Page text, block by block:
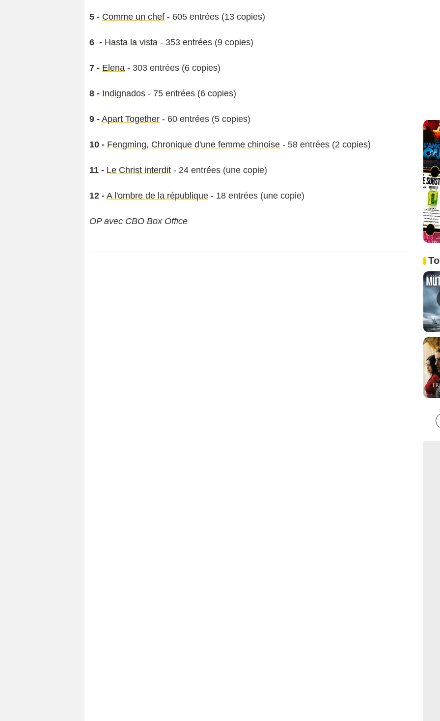
5 - Comme un chef - 605 entrées (13 copies)
6 - Hasta la vista - 353 entrées (9 copies)
7 - Elena - 303 entrées (6 copies)
8 - Indignados - 75 entrées (6 copies)
9 - Apart Together - 60 entrées (5 copies)
10 - Fengming, Chronique d'une femme chinoise - 58 entrées (2 copies)
11 - Le Christ interdit - 24 entrées (une copie)
12 - A l'ombre de la république - 18 entrées (une copie)
OP avec CBO Box Office